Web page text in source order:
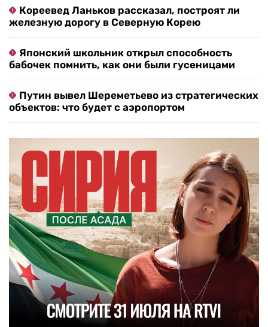
Кореевед Ланьков рассказал, построят ли
железную дорогу в Северную Корею
Японский школьник открыл способность
бабочек помнить, как они были гусеницами
Путин вывел Шереметьево из стратегических
объектов: что будет с аэропортом